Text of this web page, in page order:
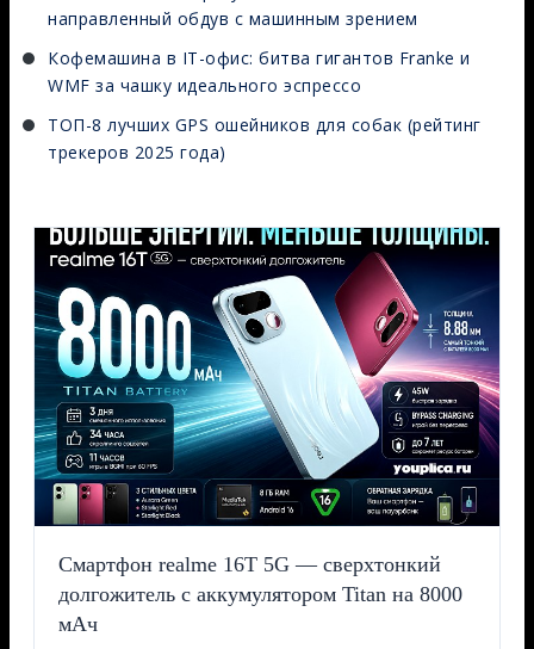
направленный обдув с машинным зрением
Кофемашина в IT-офис: битва гигантов Franke и
WMF за чашку идеального эспрессо
ТОП-8 лучших GPS ошейников для собак (рейтинг
трекеров 2025 года)
Смартфон realme 16T 5G — сверхтонкий
долгожитель с аккумулятором Titan на 8000
мАч